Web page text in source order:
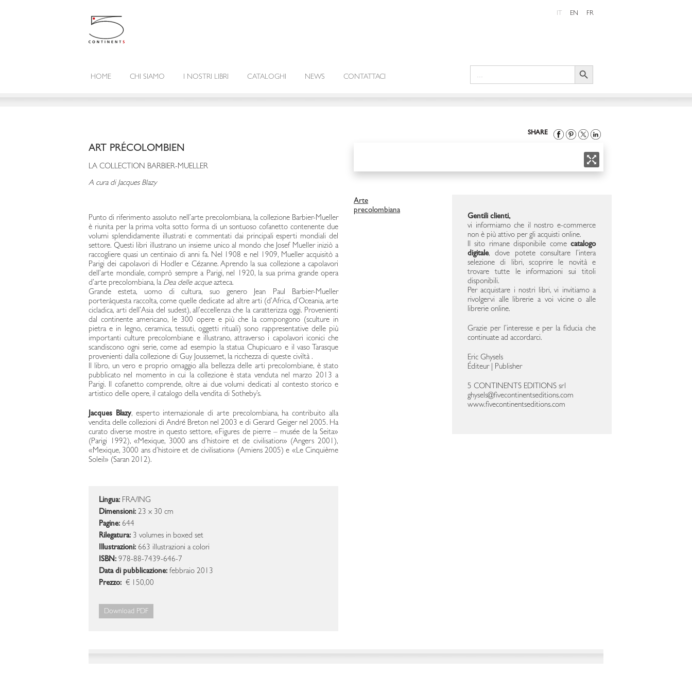
IT EN FR
HOME CHI SIAMO I NOSTRI LIBRI CATALOGHI NEWS CONTATTACI
Search Button
SHARE
ART PRÉCOLOMBIEN
LA COLLECTION BARBIER-MUELLER
A cura di Jacques Blazy
Punto di riferimento assoluto nell’arte precolombiana, la collezione Barbier-Mueller
è riunita per la prima volta sotto forma di un sontuoso cofanetto contenente due
volumi splendidamente illustrati e commentati dai principali esperti mondiali del
settore. Questi libri illustrano un insieme unico al mondo che Josef Mueller iniziò a
raccogliere quasi un centinaio di anni fa. Nel 1908 e nel 1909, Mueller acquisitò a
Parigi dei capolavori di Hodler e Cézanne. Aprendo la sua collezione a capolavori
dell’arte mondiale, comprò sempre a Parigi, nel 1920, la sua prima grande opera
d’arte precolombiana, la Dea delle acqueazteca.
Grande esteta, uomo di cultura, suo genero Jean Paul Barbier-Mueller
porteràquesta raccolta, come quelle dedicate ad altre arti (d’Africa, d’Oceania, arte
cicladica, arti dell’Asia del sudest), all’eccellenza che la caratterizza oggi. Provenienti
dal continente americano, le 300 opere e più che la compongono (sculture in
pietra e in legno, ceramica, tessuti, oggetti rituali) sono rappresentative delle più
importanti culture precolombiane e illustrano, attraverso i capolavori iconici che
scandiscono ogni serie, come ad esempio la statua Chupicuaro e il vaso Tarasque
provenienti dalla collezione di Guy Joussemet, la ricchezza di queste civiltà .
Il libro, un vero e proprio omaggio alla bellezza delle arti precolombiane, è stato
pubblicato nel momento in cui la collezione è stata venduta nel marzo 2013 a
Parigi. Il cofanetto comprende, oltre ai due volumi dedicati al contesto storico e
artistico delle opere, il catalogo della vendita di Sotheby’s.
Jacques Blazy, esperto internazionale di arte precolombiana, ha contribuito alla
vendita delle collezioni di André Breton nel 2003 e di Gerard Geiger nel 2005. Ha
curato diverse mostre in questo settore, «Figures de pierre – musée de la Seita»
(Parigi 1992), «Mexique, 3000 ans d’histoire et de civilisation» (Angers 2001),
«Mexique, 3000 ans d’histoire et de civilisation» (Amiens 2005) e «Le Cinquième
Soleil» (Saran 2012).
Lingua: FRA/ING
Dimensioni: 23 x 30 cm
Pagine: 644
Rilegatura: 3 volumes in boxed set
Illustrazioni: 663 illustrazioni a colori
ISBN: 978-88-7439-646-7
Data di pubblicazione: febbraio 2013
Prezzo: € 150,00
Download PDF
Gentili clienti,
vi informiamo che il nostro e-commerce
non è più attivo per gli acquisti online.
Il sito rimane disponibile come catalogo
digitale, dove potete consultare l’intera
selezione di libri, scoprire le novità e
trovare tutte le informazioni sui titoli
disponibili.
Per acquistare i nostri libri, vi invitiamo a
rivolgervi alle librerie a voi vicine o alle
librerie online.
Grazie per l’interesse e per la fiducia che
continuate ad accordarci.
Eric Ghysels
Éditeur | Publisher
5 CONTINENTS EDITIONS srl
ghysels@fivecontinentseditions.com
www.fivecontinentseditions.com
Arte
precolombiana